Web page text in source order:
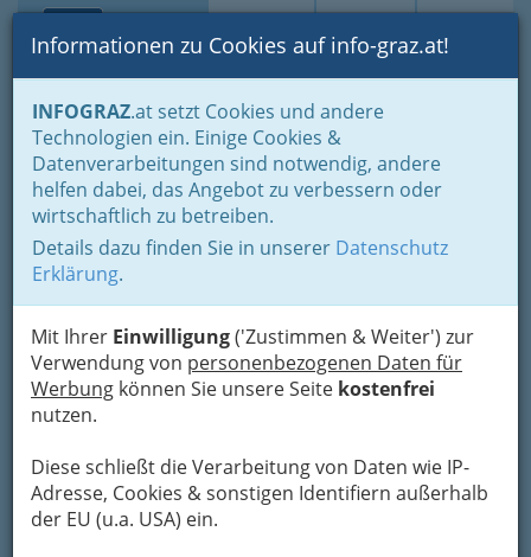
Suche Login Toggle
Informationen zu Cookies auf info-graz.at!
INFOGRAZ.at setzt Cookies und andere
Technologien ein. Einige Cookies &
Datenverarbeitungen sind notwendig, andere
helfen dabei, das Angebot zu verbessern oder
wirtschaftlich zu betreiben.
Details dazu finden Sie in unserer Datenschutz
Erklärung.
Mit Ihrer Einwilligung('Zustimmen & Weiter') zur
Verwendung von personenbezogenen Daten für
Werbung können Sie unsere Seite kostenfrei
nutzen.
Diese schließt die Verarbeitung von Daten wie IP-
Adresse, Cookies & sonstigen Identifiern außerhalb
der EU (u.a. USA) ein.
Home Branchen
Einkaufen & Schenken - der Handel
Handel in Graz
Dinge des täglichen Lebens
LG Einrichtung
XXXLutz KG - Möbelix
Feldkirchner Straße 196, 8073 Feldkirchen bei
Graz
+43 50111 - 107
+43 50111 - 107 213
Gutschein
Adresse mit Google Maps anschauen